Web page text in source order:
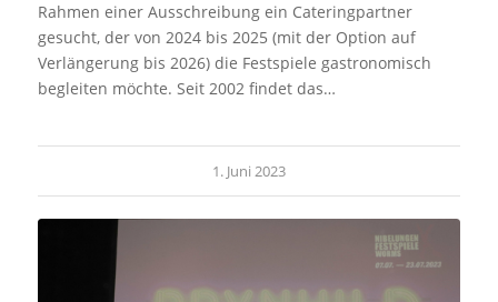
Rahmen einer Ausschreibung ein Cateringpartner
gesucht, der von 2024 bis 2025 (mit der Option auf
Verlängerung bis 2026) die Festspiele gastronomisch
begleiten möchte. Seit 2002 findet das…
1. Juni 2023